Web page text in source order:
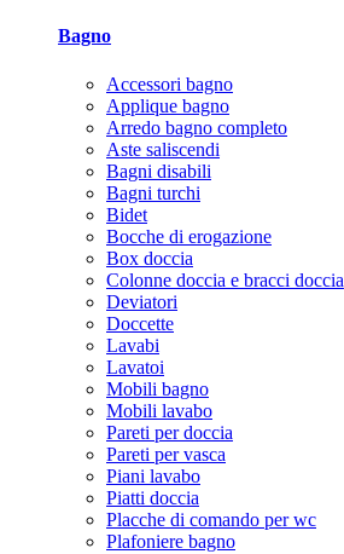
Bagno
Accessori bagno
Applique bagno
Arredo bagno completo
Aste saliscendi
Bagni disabili
Bagni turchi
Bidet
Bocche di erogazione
Box doccia
Colonne doccia e bracci doccia
Deviatori
Doccette
Lavabi
Lavatoi
Mobili bagno
Mobili lavabo
Pareti per doccia
Pareti per vasca
Piani lavabo
Piatti doccia
Placche di comando per wc
Plafoniere bagno